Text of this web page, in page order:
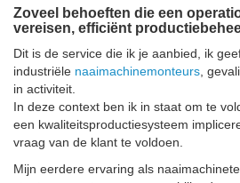
Zoveel behoeften die een
vereisen, efficiënt
Dit is de service die ik je aanbied, ik
industriële naaimachinemonteurs ,
in activiteit.
In deze context ben ik in staat om te
een kwaliteitsproductiesysteem
vraag van de klant te voldoen.
Mijn eerdere ervaring als